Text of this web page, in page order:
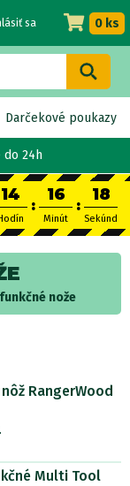
do 24h
sa 0 ks
Darčekové poukazy
14
:
16
Minút
:
18
Sekúnd
nože
RangerWood
Multi Tool